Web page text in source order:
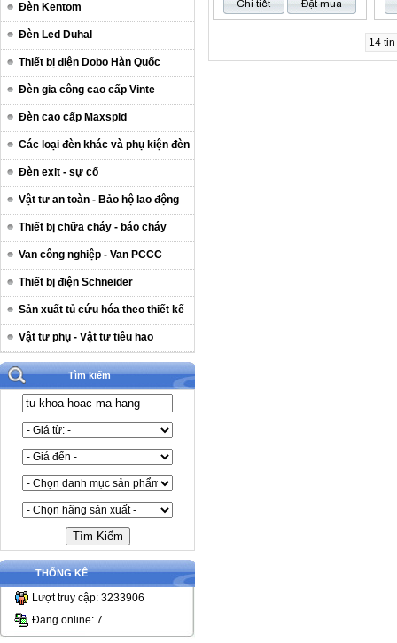
Đèn Kentom
Đèn Led Duhal
Thiết bị điện Dobo Hàn Quốc
Đèn gia công cao cấp Vinte
Đèn cao cấp Maxspid
Các loại đèn khác và phụ kiện đèn
Đèn exit - sự cố
Vật tư an toàn - Bảo hộ lao động
Thiết bị chữa cháy - báo cháy
Van công nghiệp - Van PCCC
Thiết bị điện Schneider
Sản xuất tủ cứu hóa theo thiết kế
Vật tư phụ - Vật tư tiêu hao
Tìm kiếm
THỐNG KÊ
Lượt truy cập: 3233906
Đang online: 7
14